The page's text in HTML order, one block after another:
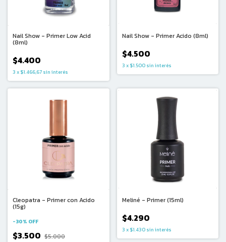
Nail Show - Primer Low Acid
(8ml)
$4.400
3 x $1.466,67 sin interés
Nail Show - Primer Acido (8ml)
$4.500
3 x $1.500 sin interés
Cleopatra - Primer con Acido
(15g)
-30% OFF
$3.500 $5.000
Meliné - Primer (15ml)
$4.290
3 x $1.430 sin interés